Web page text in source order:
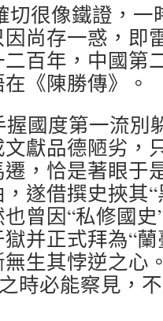
切很像鐵證，一
尚存一惑，即
百年，中國第
《陳勝傳》。
握國度第一流別
獻品德陋劣，
，恰是著眼于
遂借撰史挾其
曾因“私修國
并正式拜為“
生其悖逆之心
時必能察見，